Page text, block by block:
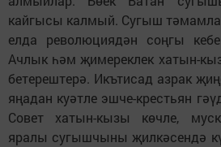
кайгысы калмый. Сугыш
елда революциядән соңгы
Ачлык һәм җимереклек хатын-
бетерештерә. Икътисад азрак
яңадан куәтле эшче-крестьян
Совет хатын-кызы көчле,
яралы сугышчыны җилкәсендә